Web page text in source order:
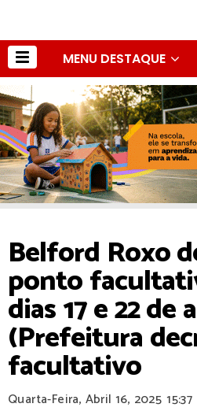
MENU DESTAQUE
Belford Roxo
ponto
dias 17 e 22 de
(Prefeitura
facultativo
Quarta-Feira, Abril 16, 2025 15:37